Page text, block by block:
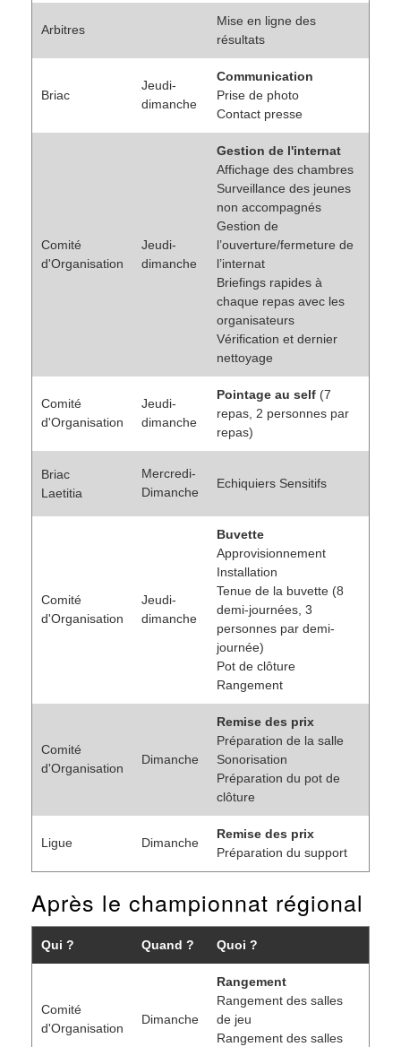
Arbitres
Mise en ligne des
résultats
Briac
Jeudi-
dimanche
Communication
Prise de photo
Contact presse
Comité
d'Organisation
Jeudi-
dimanche
Gestion de l'internat
Affichage des chambres
Surveillance des jeunes
non accompagnés
Gestion de
l’ouverture/fermeture de
l’internat
Briefings rapides à
chaque repas avec les
organisateurs
Vérification et dernier
nettoyage
Comité
d'Organisation
Jeudi-
dimanche
Pointage au self (7
repas, 2 personnes par
repas)
Briac
Laetitia
Mercredi-
Dimanche
Echiquiers Sensitifs
Comité
d'Organisation
Jeudi-
dimanche
Buvette
Approvisionnement
Installation
Tenue de la buvette (8
demi-journées, 3
personnes par demi-
journée)
Pot de clôture
Rangement
Comité
d'Organisation
Dimanche
Remise des prix
Préparation de la salle
Sonorisation
Préparation du pot de
clôture
Ligue Dimanche
Remise des prix
Préparation du support
Après le championnat régional
Qui ? Quand ? Quoi ?
Comité
d'Organisation
Dimanche
Rangement
Rangement des salles
de jeu
Rangement des salles